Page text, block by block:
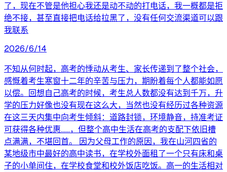
了，现在不管是他担心我还是动不动的打电话，我一概都是拒
绝不接，甚至直接把电话给拉黑了，没有任何交流渠道可以跟
我联系
2026/6/14
不知从何时起，高考的悸动从考生、家长传递到了整个社会，
感慨着考生寒窗十二年的辛苦与压力，期盼着每个人都能如愿
以偿。回想自己高考的时候，考生总人数都没有达到千万，升
学的压力好像也没有现在这么大，当然也没有经历过各种资源
在这三天内集中向考生倾斜：道路封锁，环境静音，持准考证
可获得各种优惠……，但整个高中生活在高考的支配下依旧槽
点满满，不堪回首。 因为父母工作的原因，我在山河四省的
某地级市中最好的高中读书，在学校外面租了一个只有床和桌
子的小单间住，在学校食堂和校外饭店吃饭。高一的生活相对